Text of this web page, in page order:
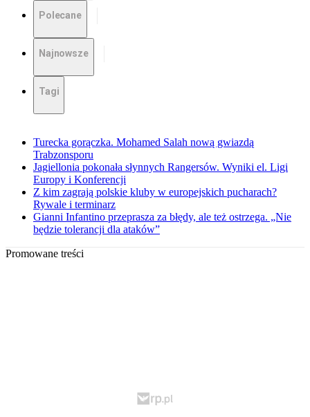
Polecane
Najnowsze
Tagi
Turecka gorączka. Mohamed Salah nową gwiazdą
Trabzonsporu
Jagiellonia pokonała słynnych Rangersów. Wyniki el. Ligi
Europy i Konferencji
Z kim zagrają polskie kluby w europejskich pucharach?
Rywale i terminarz
Gianni Infantino przeprasza za błędy, ale też ostrzega. „Nie
będzie tolerancji dla ataków”
Promowane treści